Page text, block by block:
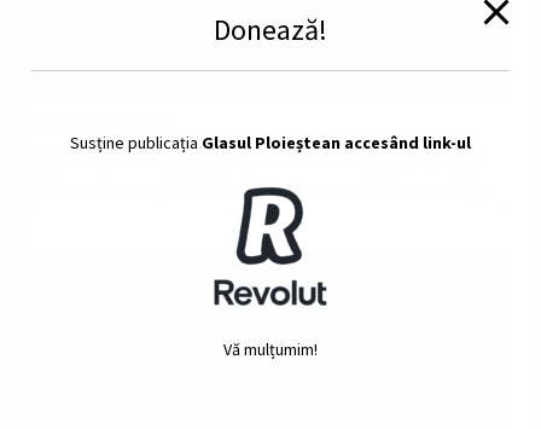
BREAKING NEWS: Ministrul Sănătății, Vlad
Voiculescu, DEMIS de premierul Florin Cîţu
Donează!
Susține publicația Glasul Ploieștean accesând link-ul
Vă mulțumim!